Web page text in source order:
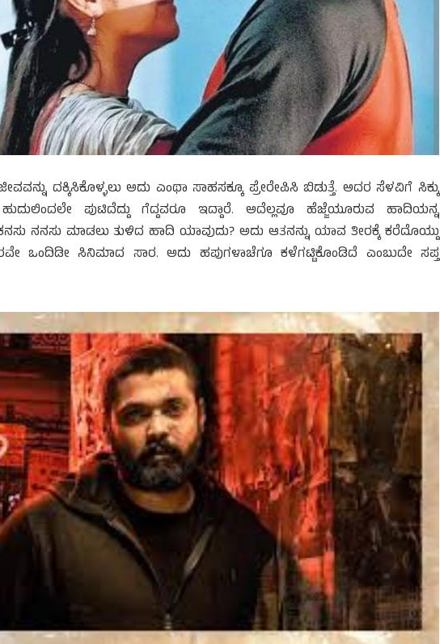
ದಕ್ಕಿಸಿಕೊಳ್ಳಲು ಅದು ಎಂಥಾ ಸಾಹಸಕ್ಕೂ ಪ್ರೇರೇಪಿಸಿ ಬಿಡುತ್ತೆ. ಅದರ ಸೆಳವಿಗೆ ಸಿಕ್ಕು
ಪುಟಿದೆದ್ದು ಗೆದ್ದವರೂ ಇದ್ದಾರೆ. ಅದೆಲ್ಲವೂ ಹೆಜ್ಜೆಯೂರುವ ಹಾದಿಯನ್ನ
ನನಸು ಮಾಡಲು ತುಳಿದ ಹಾದಿ ಯಾವುದು? ಅದು ಆತನನ್ನು ಯಾವ ತೀರಕ್ಕೆ ಕರೆದೊಯ್ದು
ಒಂದಿಡೀ ಸಿನಿಮಾದ ಸಾರ. ಅದು ಹಪುಗಳಾಚೆಗೂ ಕಳೆಗಟ್ಟಿಕೊಂಡಿದೆ ಎಂಬುದೇ ಸಪ್ತ